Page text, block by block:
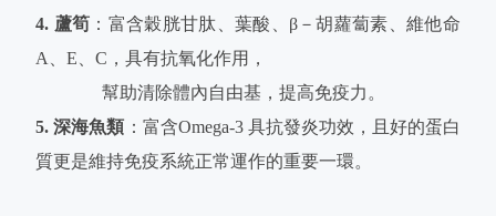
4. 蘆筍 ：富含穀胱甘肽、葉酸、β－胡蘿蔔素、維他命
A、E、C，具有抗氧化作用，
幫助清除體內自由基，提高免疫力。
5. 深海魚類 ：富含Omega-3 具抗發炎功效，且好的蛋白
質更是維持免疫系統正常運作的重要一環。